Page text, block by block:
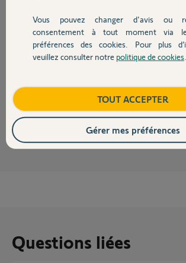
Devis avec un pro
Contact
JACKY M. il y a environ 4 ans
Hélène D. il y a environ 4 ans
Questions liées
Vous pouvez changer d'avis ou
consentement à tout moment via
préférences des cookies. Pour plus
veuillez consulter notre politique de cookies
TOUT ACCEPTER
Gérer mes préférences